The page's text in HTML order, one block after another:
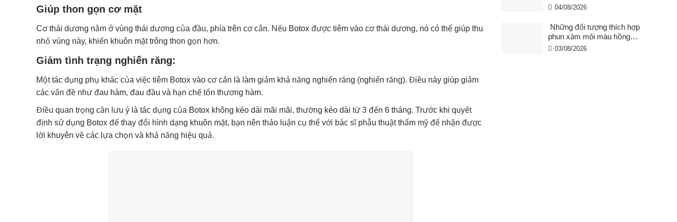
Giúp thon gọn cơ mặt
Cơ thái dương nằm ở vùng thái dương của đầu, phía trên cơ cắn. Nếu Botox được tiêm vào cơ thái dương, nó có thể giúp thu
nhỏ vùng này, khiến khuôn mặt trông thon gọn hơn.
Giảm tình trạng nghiến răng:
Một tác dụng phụ khác của việc tiêm Botox vào cơ cắn là làm giảm khả năng nghiến răng (nghiến răng). Điều này giúp giảm
các vấn đề như đau hàm, đau đầu và hạn chế tổn thương hàm.
Điều quan trọng cần lưu ý là tác dụng của Botox không kéo dài mãi mãi, thường kéo dài từ 3 đến 6 tháng. Trước khi quyết
định sử dụng Botox để thay đổi hình dạng khuôn mặt, bạn nên thảo luận cụ thể với bác sĩ phẫu thuật thẩm mỹ để nhận được
lời khuyên về các lựa chọn và khả năng hiệu quả.
04/08/2026
Những đối tượng thích hợp
phun xăm môi màu hồng
cam san hô?
03/08/2026